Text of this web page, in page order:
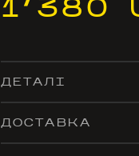
1’380
ДЕТАЛІ
ДОСТАВКА